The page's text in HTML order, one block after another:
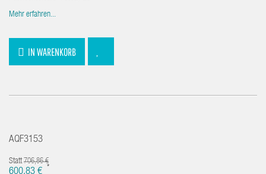
Mehr erfahren...
IN WARENKORB
AQF3153
Statt706,86 €
600,83 € *